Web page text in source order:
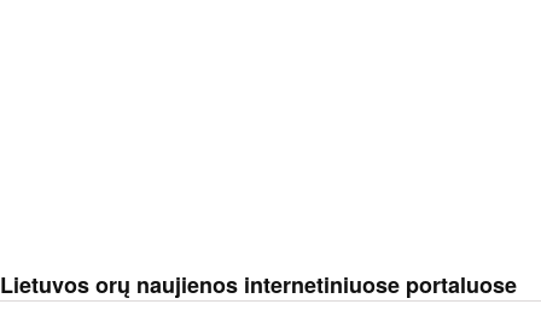
Lietuvos orų naujienos internetiniuose portaluose